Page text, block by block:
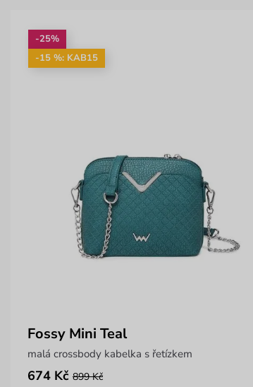
-25%
-15 %: KAB15
Fossy Mini Teal
malá crossbody kabelka s řetízkem
674 Kč 899 Kč